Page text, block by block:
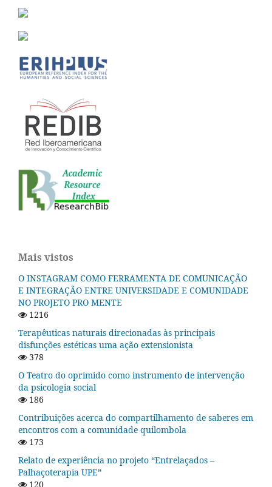
Mais vistos
O INSTAGRAM COMO FERRAMENTA DE COMUNICAÇÃO
E INTEGRAÇÃO ENTRE UNIVERSIDADE E COMUNIDADE
NO PROJETO PRO MENTE
1216
Terapêuticas naturais direcionadas às principais
disfunções estéticas uma ação extensionista
378
O Teatro do oprimido como instrumento de intervenção
da psicologia social
186
Contribuições acerca do compartilhamento de saberes em
encontros com a comunidade quilombola
173
Relato de experiência no projeto “Entrelaçados –
Palhaçoterapia UPE”
120